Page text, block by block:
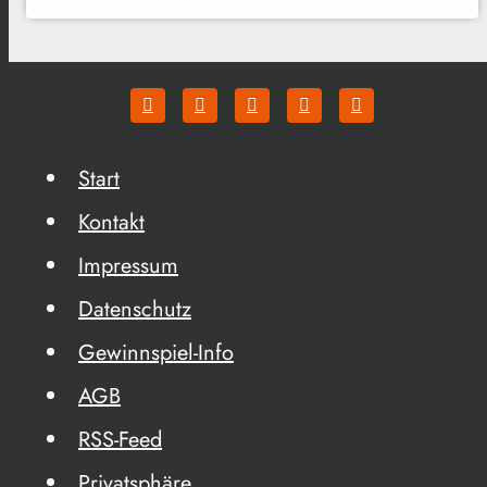
Start
Kontakt
Impressum
Datenschutz
Gewinnspiel-Info
AGB
RSS-Feed